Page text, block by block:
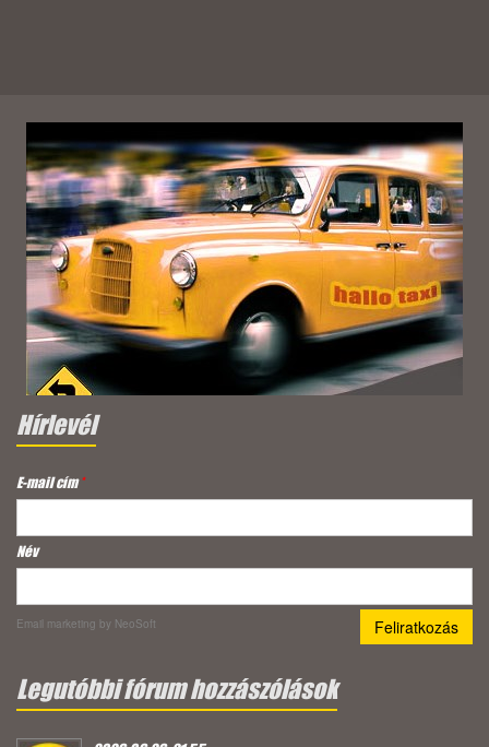
Hírlevél
E-mail cím*
Név
Email marketing by NeoSoft
Legutóbbi fórum hozzászólások